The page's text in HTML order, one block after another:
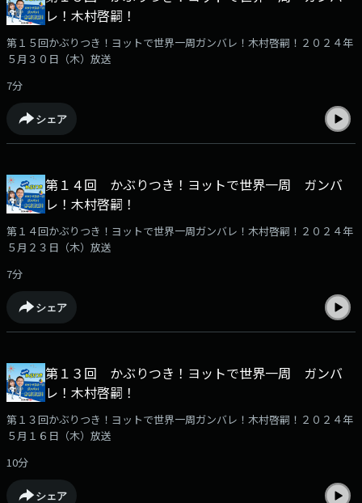
レ！木村啓嗣！
第１５回かぶりつき！ヨットで世界一周ガンバレ！木村啓嗣！２０２４年
５月３０日（木）放送
7分
シェア
第１４回 かぶりつき！ヨットで世界一周 ガンバ
レ！木村啓嗣！
第１４回かぶりつき！ヨットで世界一周ガンバレ！木村啓嗣！２０２４年
５月２３日（木）放送
7分
シェア
第１３回 かぶりつき！ヨットで世界一周 ガンバ
レ！木村啓嗣！
第１３回かぶりつき！ヨットで世界一周ガンバレ！木村啓嗣！２０２４年
５月１６日（木）放送
10分
シェア